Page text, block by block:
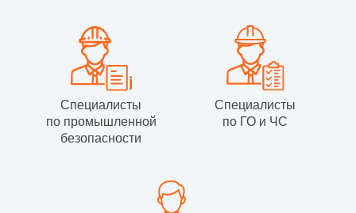
Специалисты
по промышленной
безопасности
Специалисты
по ГО и ЧС